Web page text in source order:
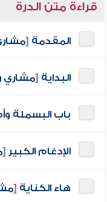
قراءة متن الدرة
المقدمة [
البداية [مشاري
باب البسملة
الإدغام الكبير [
هاء الكناية [